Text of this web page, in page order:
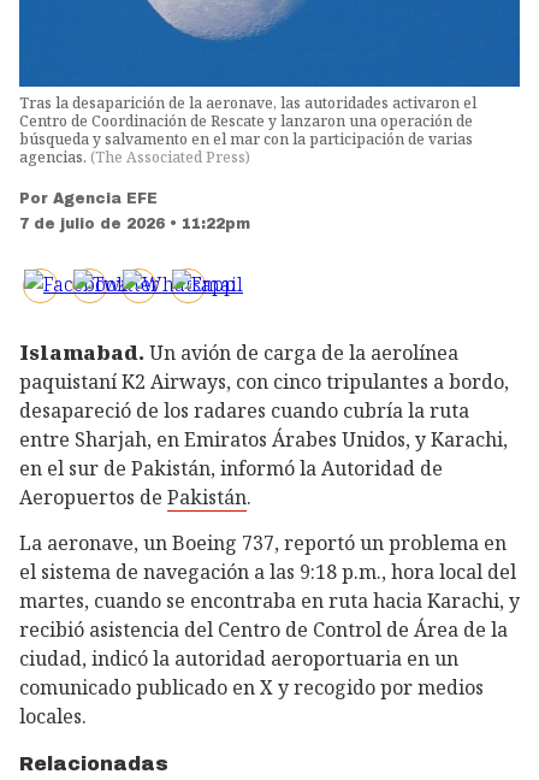
Tras la desaparición de la aeronave, las autoridades activaron el
Centro de Coordinación de Rescate y lanzaron una operación de
búsqueda y salvamento en el mar con la participación de varias
agencias. (The Associated Press)
Por Agencia EFE
7 de julio de 2026 • 11:22pm
Islamabad. Un avión de carga de la aerolínea
paquistaní K2 Airways, con cinco tripulantes a bordo,
desapareció de los radares cuando cubría la ruta
entre Sharjah, en Emiratos Árabes Unidos, y Karachi,
en el sur de Pakistán, informó la Autoridad de
Aeropuertos de Pakistán.
La aeronave, un Boeing 737, reportó un problema en
el sistema de navegación a las 9:18 p.m., hora local del
martes, cuando se encontraba en ruta hacia Karachi, y
recibió asistencia del Centro de Control de Área de la
ciudad, indicó la autoridad aeroportuaria en un
comunicado publicado en X y recogido por medios
locales.
Relacionadas